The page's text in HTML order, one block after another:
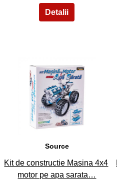
39
Source
Kit de constructie Masina 4x4
motor pe apa sarata…